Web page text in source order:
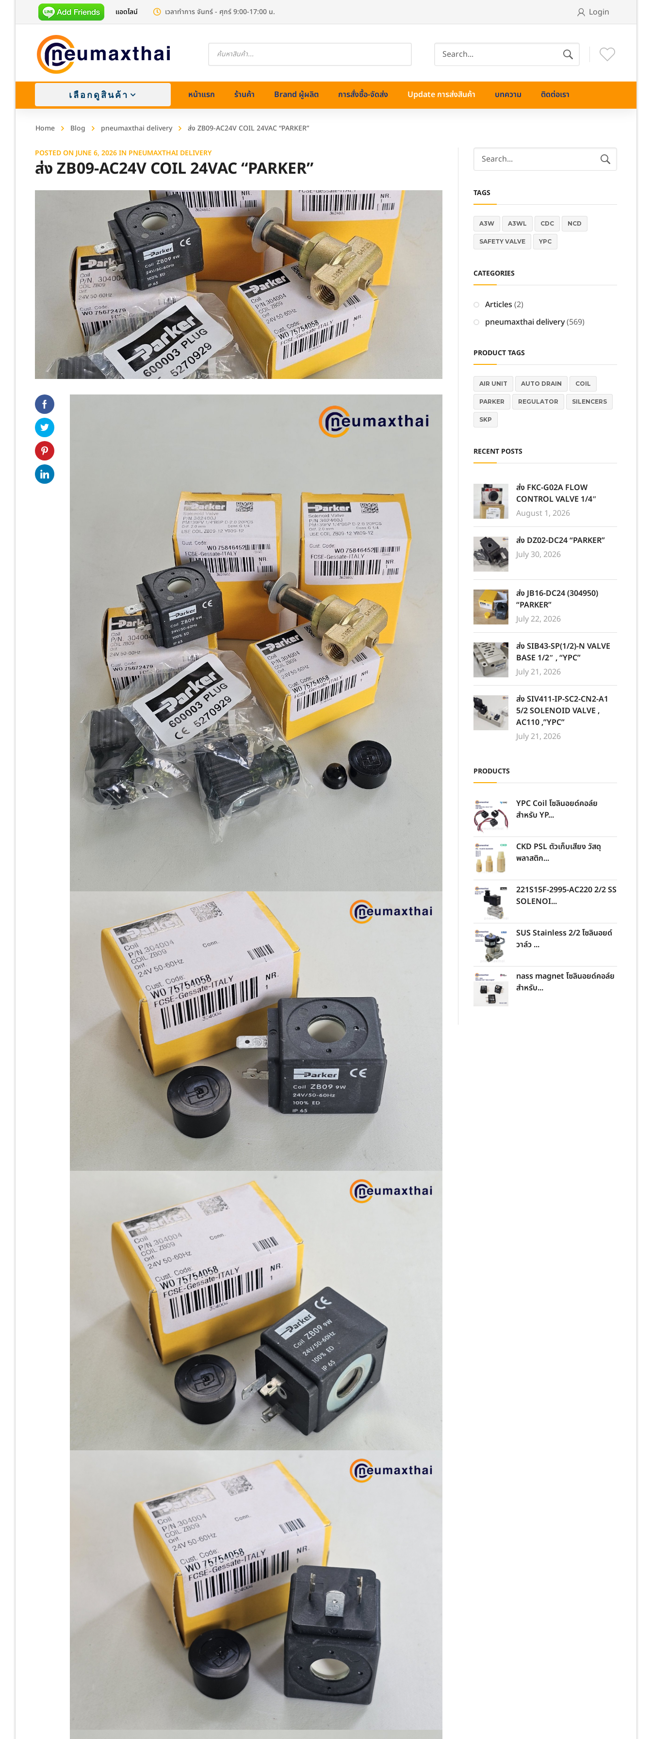
แอดไลน์ เวลาทำการ จันทร์ - ศุกร์ 9:00-17:00 น. Login
Products
เลือกดูสินค้า
Stainless (สแตนเลส)
Cast Iron (เหล็กหล่อ)
หน้าแรก ร้านค้า Brand ผู้ผลิต การสั่งซื้อ-จัดส่ง Update การส่งสินค้า บทความ ติดต่อเรา
Home Blog pneumaxthai delivery ส่ง ZB09-AC24V COIL 24VAC “PARKER”
POSTED ON JUNE 6, 2026IN PNEUMAXTHAI DELIVERY
ส่ง ZB09-AC24V COIL 24VAC “PARKER”
TAGS
A3W A3WL CDC NCD
SAFETY VALVE YPC
CATEGORIES
Articles (2)
pneumaxthai delivery(569)
PRODUCT TAGS
AIR UNIT AUTO DRAIN COIL
PARKER REGULATOR SILENCERS
SKP
RECENT POSTS
ส่ง FKC-G02A FLOW
CONTROL VALVE 1/4″
August 1, 2026
ส่ง DZ02-DC24 “PARKER”
July 30, 2026
ส่ง JB16-DC24 (304950)
“PARKER”
July 22, 2026
ส่ง SIB43-SP(1/2)-N VALVE
BASE 1/2″ , “YPC”
July 21, 2026
ส่ง SIV411-IP-SC2-CN2-A1
5/2 SOLENOID VALVE ,
AC110 ,”YPC”
July 21, 2026
PRODUCTS
YPC Coil โซลินอยด์คอล์ย
สำหรับ YP...
CKD PSL ตัวเก็บเสียง วัสดุ
พลาสติก...
221S15F-2995-AC220 2/2 SS
SOLENOI...
SUS Stainless 2/2 โซลินอยด์
วาล์ว ...
nass magnet โซลินอยด์คอล์ย
สำหรับ...